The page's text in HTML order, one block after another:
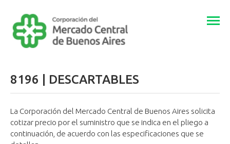
8196 | DESCARTABLES
La Corporación del Mercado Central de Buenos Aires solicita
cotizar precio por el suministro que se indica en el pliego a
continuación, de acuerdo con las especificaciones que se